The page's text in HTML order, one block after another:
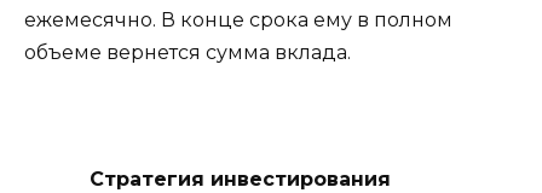
ежемесячно. В конце срока ему в полном
объеме вернется сумма вклада.
Стратегия инвестирования